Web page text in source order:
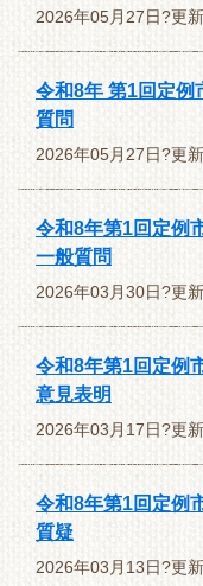
2026年05月27日?更新
令和8年 第1回定例
質問
2026年05月27日?更新
令和8年第1回定例
一般質問
2026年03月30日?更新
令和8年第1回定例
意見表明
2026年03月17日?更新
令和8年第1回定例
質疑
2026年03月13日?更新